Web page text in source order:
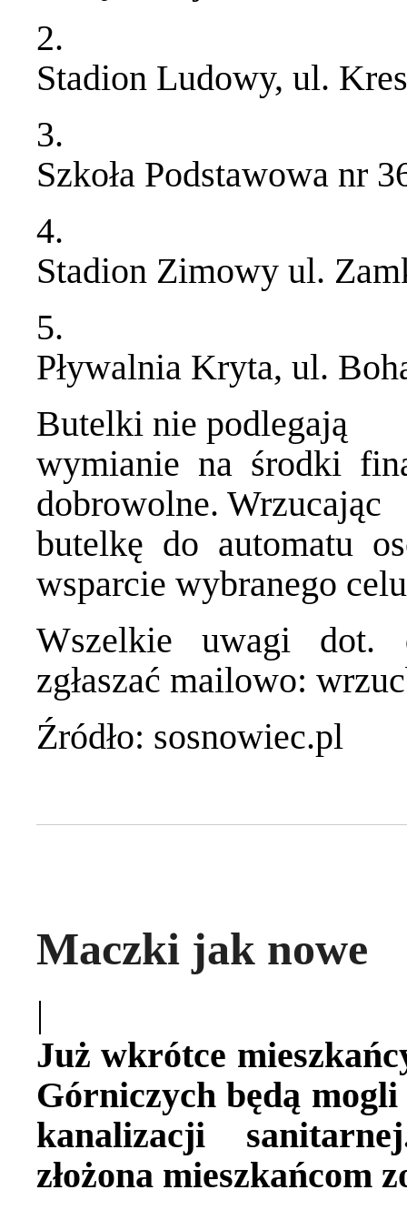
2.
Stadion Ludowy, ul.
3.
Szkoła Podstawowa nr
4.
Stadion Zimowy ul.
5.
Pływalnia Kryta, ul.
Butelki nie podlegają
wymianie na środki
dobrowolne. Wrzucając
butelkę do automatu
wsparcie wybranego
Wszelkie uwagi dot.
zgłaszać mailowo:
Źródło: sosnowiec.pl
Maczki jak nowe
|
Już wkrótce
Górniczych będą mogli
kanalizacji
złożona mieszkańcom